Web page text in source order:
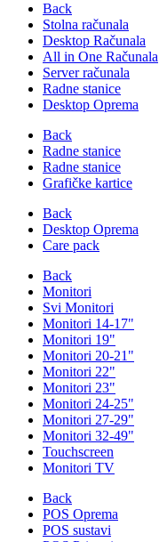
Back
Stolna računala
Desktop Računala
All in One Računala
Server računala
Radne stanice
Desktop Oprema
Back
Radne stanice
Radne stanice
Grafičke kartice
Back
Desktop Oprema
Care pack
Back
Monitori
Svi Monitori
Monitori 14-17"
Monitori 19"
Monitori 20-21"
Monitori 22"
Monitori 23"
Monitori 24-25"
Monitori 27-29"
Monitori 32-49"
Touchscreen
Monitori TV
Back
POS Oprema
POS sustavi